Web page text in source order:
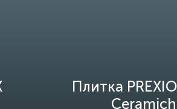
Плитка